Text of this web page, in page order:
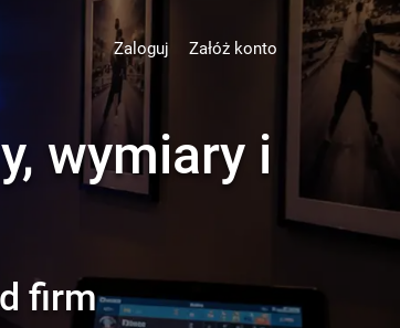
Zaloguj Załóż konto
wymiary i
firm